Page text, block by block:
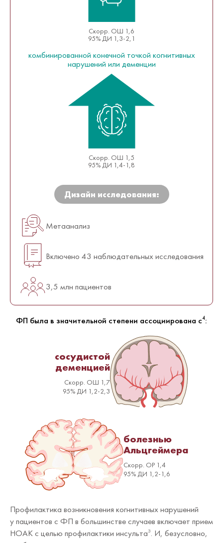
Скорр. ОШ 1,6
95% ДИ 1,3-2,1
комбинированной конечной точкой когнитивных
нарушений или деменции
Скорр. ОШ 1,5
95% ДИ 1,4-1,8
Дизайн исследования:
Метаанализ
Включено 43 наблюдательных исследования
3,5 млн пациентов
ФП была в значительной степени ассоциирована с4:
сосудистой
деменцией
Скорр. ОШ 1,7
95% ДИ 1,2-2,3
болезнью
Альцгеймера
Скорр. ОР 1,4
95% ДИ 1,2-1,6
Профилактика возникновения когнитивных нарушений
у пациентов с ФП в большинстве случаев включает прием
НОАК с целью профилактики инсульта3. И, безусловно,